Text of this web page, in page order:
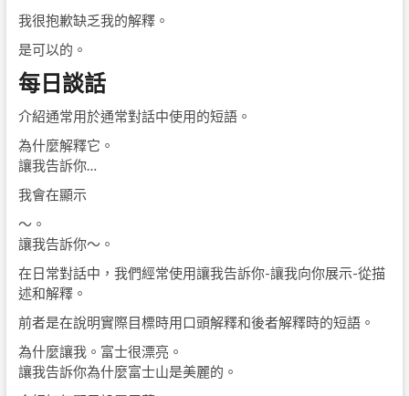
我很抱歉缺乏我的解釋。
是可以的。
每日談話
介紹通常用於通常對話中使用的短語。
為什麼解釋它。
讓我告訴你…
我會在顯示
〜。
讓我告訴你〜。
在日常對話中，我們經常使用讓我告訴你-讓我向你展示-從描
述和解釋。
前者是在說明實際目標時用口頭解釋和後者解釋時的短語。
為什麼讓我。富士很漂亮。
讓我告訴你為什麼富士山是美麗的。